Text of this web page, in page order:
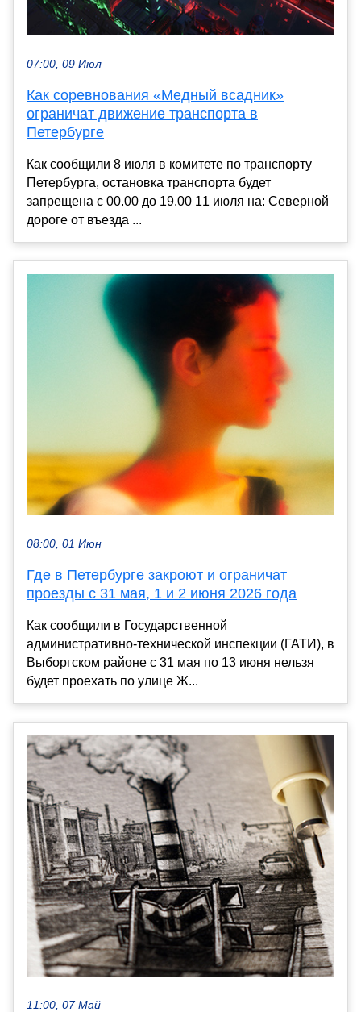
07:00, 09 Июл
Как соревнования «Медный всадник»
ограничат движение транспорта в
Петербурге
Как сообщили 8 июля в комитете по транспорту
Петербурга, остановка транспорта будет
запрещена с 00.00 до 19.00 11 июля на: Северной
дороге от въезда ...
08:00, 01 Июн
Где в Петербурге закроют и ограничат
проезды с 31 мая, 1 и 2 июня 2026 года
Как сообщили в Государственной
административно-технической инспекции (ГАТИ), в
Выборгском районе с 31 мая по 13 июня нельзя
будет проехать по улице Ж...
11:00, 07 Май